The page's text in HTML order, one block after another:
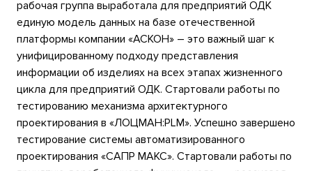
рабочая группа выработала для предприятий ОДК
единую модель данных на базе отечественной
платформы компании «АСКОН» – это важный шаг к
унифицированному подходу представления
информации об изделиях на всех этапах жизненного
цикла для предприятий ОДК. Стартовали работы по
тестированию механизма архитектурного
проектирования в «ЛОЦМАН:PLM». Успешно завершено
тестирование системы автоматизированного
проектирования «САПР МАКС». Стартовали работы по